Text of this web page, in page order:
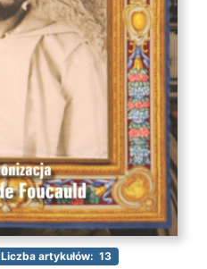
Liczba artykułów: 13